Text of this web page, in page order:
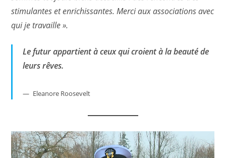
stimulantes et enrichissantes. Merci aux associations avec
qui je travaille ».
Le futur appartient à ceux qui croient à la beauté de
leurs rêves.
Eleanore Roosevelt